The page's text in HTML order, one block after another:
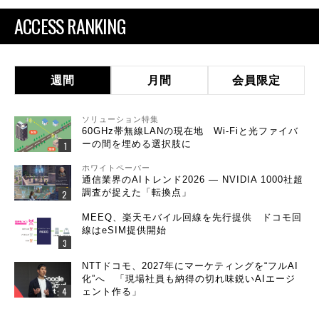
ACCESS RANKING
週間 月間 会員限定
ソリューション特集
60GHz帯無線LANの現在地 Wi-Fiと光ファイバ
ーの間を埋める選択肢に
ホワイトペーパー
通信業界のAIトレンド2026 ― NVIDIA 1000社超
調査が捉えた「転換点」
MEEQ、楽天モバイル回線を先行提供 ドコモ回
線はeSIM提供開始
NTTドコモ、2027年にマーケティングを“フルAI
化”へ 「現場社員も納得の切れ味鋭いAIエージ
ェント作る」